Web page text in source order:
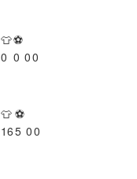
👕⚽
0 0 00
👕 ⚽
165 00